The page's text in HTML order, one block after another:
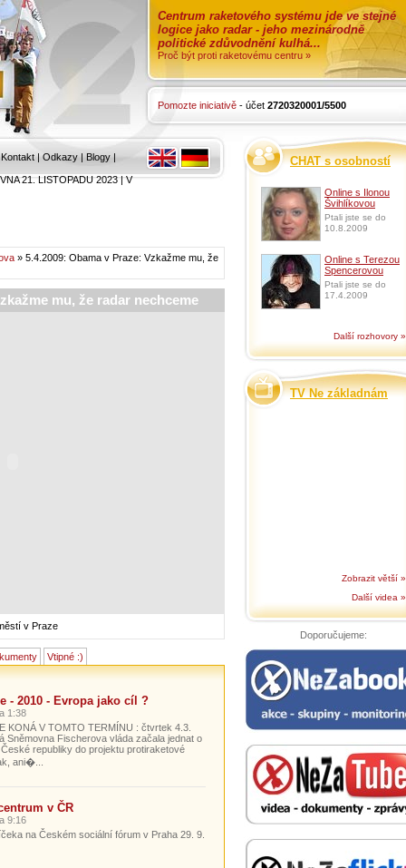
Centrum raketového systému jde ve stejné
logice jako radar - jeho mezinárodně
politické zdůvodnění kulhá...
Proč být proti raketovému centru »
Pomozte iniciativě - účet 2720320001/5500
Kontakt | Odkazy | Blogy |
21. LISTOPADU 2023|V
» 5.4.2009: Obama v Praze: Vzkažme mu, že
mu, že radar nechceme
v Praze
Vtipné :)
- 2010 - Evropa jako cíl ?
1:38
KONÁ V TOMTO TERMÍNU : čtvrtek 4.3.
Sněmovna Fischerova vláda začala jednat o
republiky do projektu protiraketové
ani�...
v ČR
9:16
na Českém sociální fórum v Praha 29. 9.
CHAT s osobností
Online s Ilonou
Švihlíkovou
Ptali jste se do
10.8.2009
Online s Terezou
Spencerovou
Ptali jste se do
17.4.2009
Další rozhovory »
TV Ne základnám
Zobrazit větší »
Další videa »
Doporučujeme: